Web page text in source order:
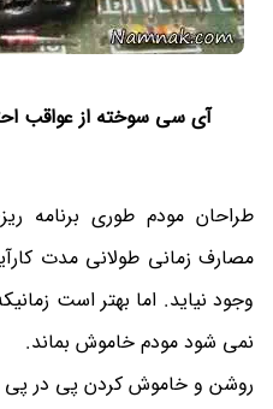
آی سی سوخته از عواقب
طراحان مودم طوری برنامه
مصارف زمانی طولانی مدت
وجود نیاید. اما بهتر است
نمی شود مودم خاموش بماند.
روشن و خاموش کردن پی در پی